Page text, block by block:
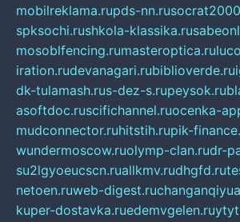
mobilreklama.rupds-nn.ru
spksochi.rushkola-klassika.ru
mosoblfencing.rumasteroptica.ru
iration.rudevanagari.rubiblioverde.ru
dk-tulamash.rus-dez-s.rupeysok.ru
asoftdoc.ruscifichannel.ruocenka-
mudconnector.ruhitstih.rupik-
wundermoscow.ruolymp-clan.rudr-
su2lgyoeucscn.ruallkmv.rudhgfd.ru
netoen.ruweb-digest.ru
kuper-dostavka.ruedemvgelen.ru